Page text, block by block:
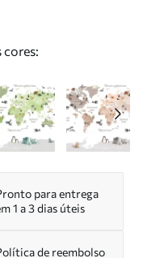
e
cores:
para entrega
1 a 3 dias úteis
de reembolso